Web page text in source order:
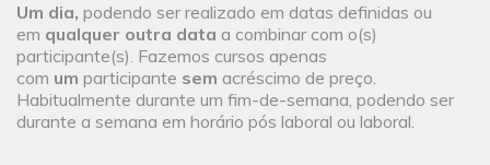
Um dia, podendo ser realizado em datas definidas ou
em qualquer outra data a combinar com o(s)
participante(s). Fazemos cursos apenas
com um participante sem acréscimo de preço.
Habitualmente durante um fim-de-semana, podendo ser
durante a semana em horário pós laboral ou laboral.